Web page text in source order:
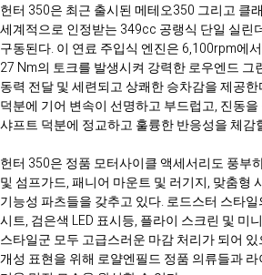
헌터 350은 최근 출시된 메테오350 그리고 클
세계적으로 인정받는 349cc 공랭식 단일 실린
구동된다. 이 연료 주입식 엔진은 6,100rpm에
27 Nm의 토크를 발생시켜 강력한 로우엔드 그
동력 전달 및 세련되고 상쾌한 승차감을 제공
덕분에 기어 변속이 선명하고 부드럽고, 진동
샤프트 덕분에 정교하고 훌륭한 반응성을 체감
헌터 350은 정품 모터사이클 액세서리도 풍부
및 섬프가드, 패니어 마운트 및 러기지, 맞춤형
기능성 파츠들을 갖추고 있다. 로드스터 스타
시트, 검은색 LED 표시등, 플라이 스크린 및 미
스타일군 모두 고급스러운 마감 처리가 되어
개성 표현을 위해 로얄엔필드 정품 의류들과